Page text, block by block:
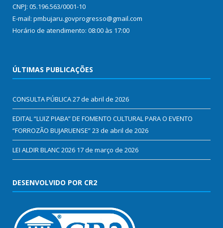
CNPJ: 05.196.563/0001-10
E-mail: pmbujaru.govprogresso@gmail.com
Horário de atendimento: 08:00 às 17:00
ÚLTIMAS PUBLICAÇÕES
CONSULTA PÚBLICA27 de abril de 2026
EDITAL “LUIZ PIABA” DE FOMENTO CULTURAL PARA O EVENTO
“FORROZÃO BUJARUENSE”23 de abril de 2026
LEI ALDIR BLANC 2026 17 de março de 2026
DESENVOLVIDO POR CR2